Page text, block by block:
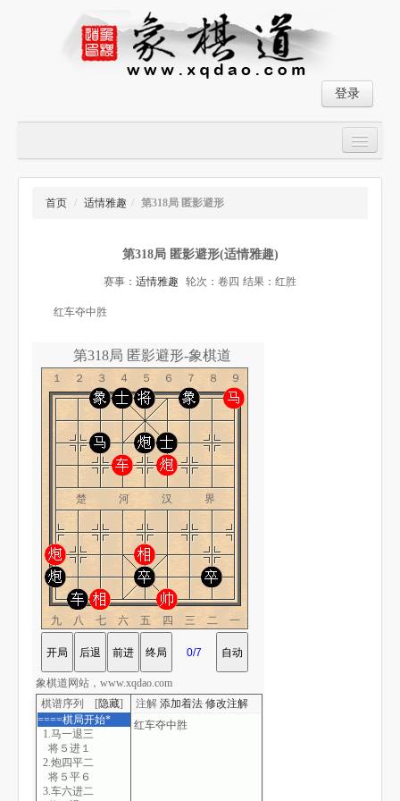
登录
大师对局
首页 / 适情雅趣 / 第318局 匿影避形
第318局 匿影避形(适情雅趣)
赛事： 适情雅趣 轮次：卷四 结果：红胜
红车夺中胜
第318局 匿影避形-象棋道
１２３４５６７８９
楚 河 汉 界
九八七六五四三二一
棋谱序列 [隐藏]
====棋局开始*
1.马一退三
将５进１
2.炮四平二
将５平６
3.车六进二
注解 添加着法 修改注解
象棋道网站，www.xqdao.com